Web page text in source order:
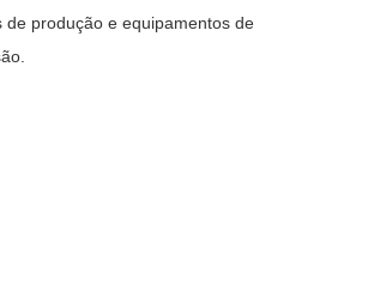
produção e equipamentos de